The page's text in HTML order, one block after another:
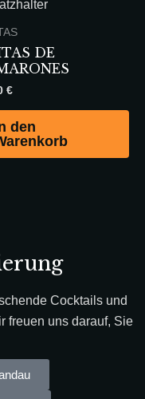
DE
€
den
Cocktails und
freuen uns darauf, Sie